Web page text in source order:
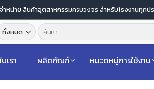
จำหน่าย สินค้าอุตสาหกรรมครบวงจร สำหรับโรงงานทุ
ค้นหา:
เรา ผลิตภัณฑ์ หมวดหมู่การใช้งาน